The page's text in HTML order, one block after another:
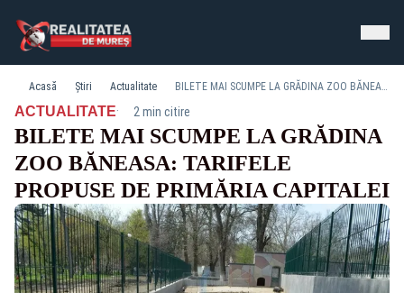
Acasă Știri Actualitate BILETE MAI SCUMPE LA GRĂDINA ZOO BĂNEASA: TARIFELE PROPUSE DE PRIMĂRIA CAPITALEI
ACTUALITATE· 2 min citire
BILETE MAI SCUMPE LA GRĂDINA
ZOO BĂNEASA: TARIFELE
PROPUSE DE PRIMĂRIA CAPITALEI